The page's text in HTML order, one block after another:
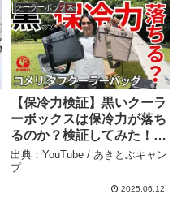
クーラーボックス
【保冷力検証】黒いクーラ
ーボックスは保冷力が落ち
るのか？検証してみた！
【コメリ タフクーラーバ
ッグ】色によって保冷力が
違う？ – あきとぶキャンプ
出典：YouTube / あきとぶキャン
プ
2025.06.12